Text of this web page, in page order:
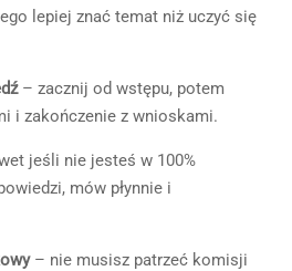
lepiej znać temat niż uczyć się
– zacznij od wstępu, potem
i zakończenie z wnioskami.
jeśli nie jesteś w 100%
mów płynnie i
– nie musisz patrzeć komisji